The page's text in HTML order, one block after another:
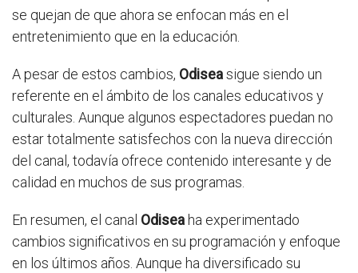
se quejan de que ahora se enfocan más en el
entretenimiento que en la educación.
A pesar de estos cambios, Odiseasigue siendo un
referente en el ámbito de los canales educativos y
culturales. Aunque algunos espectadores puedan no
estar totalmente satisfechos con la nueva dirección
del canal, todavía ofrece contenido interesante y de
calidad en muchos de sus programas.
En resumen, el canal Odisea ha experimentado
cambios significativos en su programación y enfoque
en los últimos años. Aunque ha diversificado su